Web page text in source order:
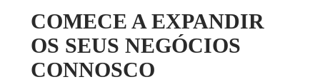
COMECE A EXPANDIR
OS SEUS NEGÓCIOS
CONNOSCO